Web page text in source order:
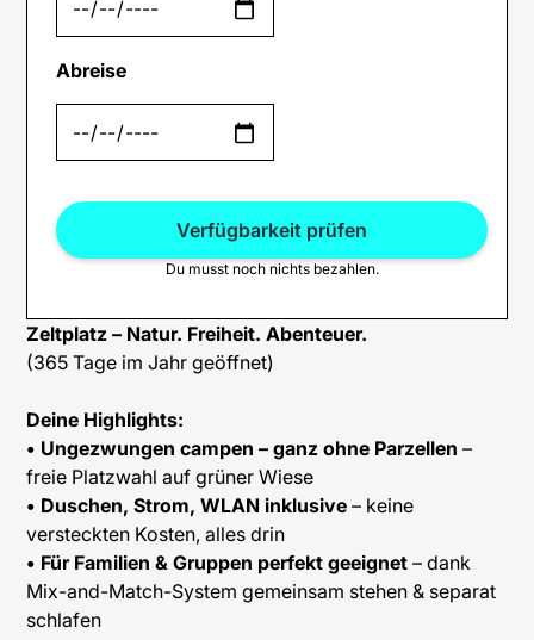
Zeltplatz – Natur. Freiheit. Abenteuer.
(365 Tage im Jahr geöffnet)
Deine Highlights:
• Ungezwungen campen – ganz ohne Parzellen –
freie Platzwahl auf grüner Wiese
• Duschen, Strom, WLAN inklusive – keine
versteckten Kosten, alles drin
• Für Familien & Gruppen perfekt geeignet – dank
Mix-and-Match-System gemeinsam stehen & separat
schlafen
Abreise
Verfügbarkeit prüfen
Du musst noch nichts bezahlen.